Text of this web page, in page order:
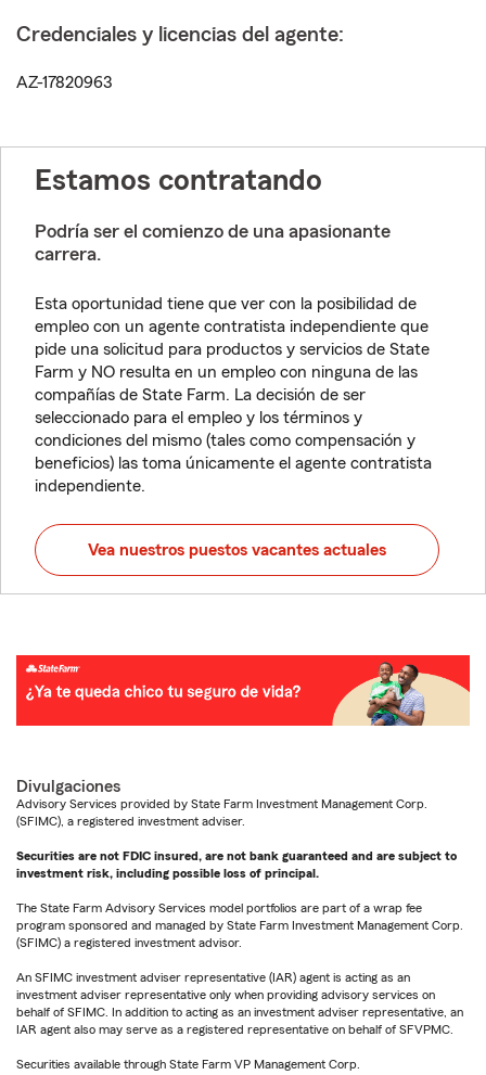
Credenciales y licencias del agente:
AZ-17820963
Estamos contratando
Podría ser el comienzo de una apasionante
carrera.
Esta oportunidad tiene que ver con la posibilidad de
empleo con un agente contratista independiente que
pide una solicitud para productos y servicios de State
Farm y NO resulta en un empleo con ninguna de las
compañías de State Farm. La decisión de ser
seleccionado para el empleo y los términos y
condiciones del mismo (tales como compensación y
beneficios) las toma únicamente el agente contratista
independiente.
Vea nuestros puestos vacantes actuales
Divulgaciones
Advisory Services provided by State Farm Investment Management Corp.
(SFIMC), a registered investment adviser.
Securities are not FDIC insured, are not bank guaranteed and are subject to
investment risk, including possible loss of principal.
The State Farm Advisory Services model portfolios are part of a wrap fee
program sponsored and managed by State Farm Investment Management Corp.
(SFIMC) a registered investment advisor.
An SFIMC investment adviser representative (IAR) agent is acting as an
investment adviser representative only when providing advisory services on
behalf of SFIMC. In addition to acting as an investment adviser representative, an
IAR agent also may serve as a registered representative on behalf of SFVPMC.
Securities available through State Farm VP Management Corp.